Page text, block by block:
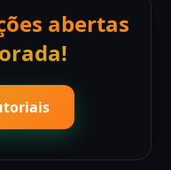
abertas